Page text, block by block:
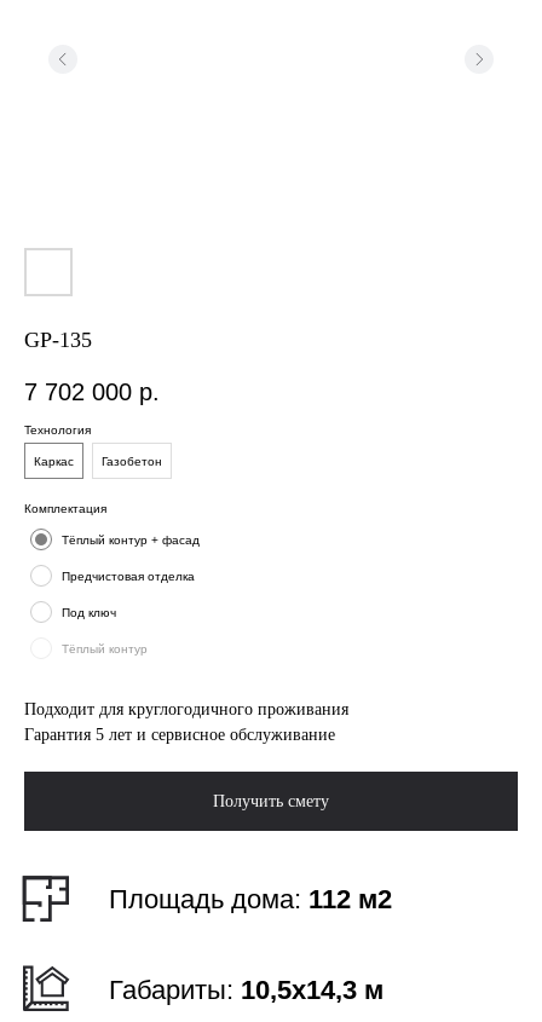
GP-135
7 702 000 р.
Технология
Каркас Газобетон
Комплектация
Тёплый контур + фасад
Предчистовая отделка
Под ключ
Тёплый контур
Подходит для круглогодичного проживания
Гарантия 5 лет и сервисное обслуживание
Получить смету
Тип террасы:
Спальни:3
Габариты: 10,5х14,3 м
Выгодно!